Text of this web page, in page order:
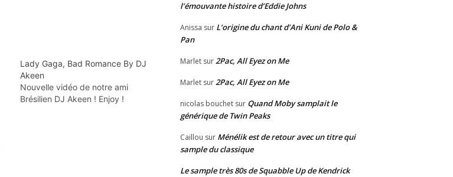
Lady Gaga, Bad Romance By DJ
Akeen
Nouvelle vidéo de notre ami
Brésilien DJ Akeen ! Enjoy !
l’émouvante histoire d’Eddie Johns
Anissa sur L’origine du chant d’Ani Kuni de Polo &
Pan
Marlet sur2Pac, All Eyez on Me
Marlet sur2Pac, All Eyez on Me
nicolas bouchet sur Quand Moby samplait le
générique de Twin Peaks
Caillou sur Ménélik est de retour avec un titre qui
sample du classique
Le sample très 80s de Squabble Up de Kendrick